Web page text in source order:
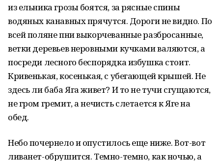
из ельника грозы боятся, за рясные спины
водяных канавных прячутся. Дороги не видно. По
всей поляне пни выкорчеванные разбросанные,
ветки деревьев неровными кучками валяются, а
посреди лесного беспорядка избушка стоит.
Кривенькая, косенькая, с убегающей крышей. Не
здесь ли баба Яга живет? И то не тучи сгущаются,
не гром гремит, а нечисть слетается к Яге на
обед.
Небо почернело и опустилось еще ниже. Вот-вот
ливанет-обрушится. Темно-темно, как ночью, а